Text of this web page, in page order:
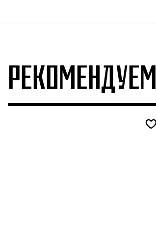
РЕКОМЕНДУЕМ